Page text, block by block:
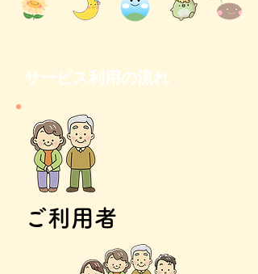
​サービス利用の流れ
​ご利用者